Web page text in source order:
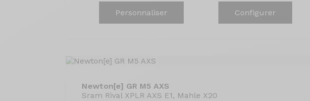
Personnaliser Configurer
Newton[e] GR M5 AXS
Sram Rival XPLR AXS E1, Mahle X20